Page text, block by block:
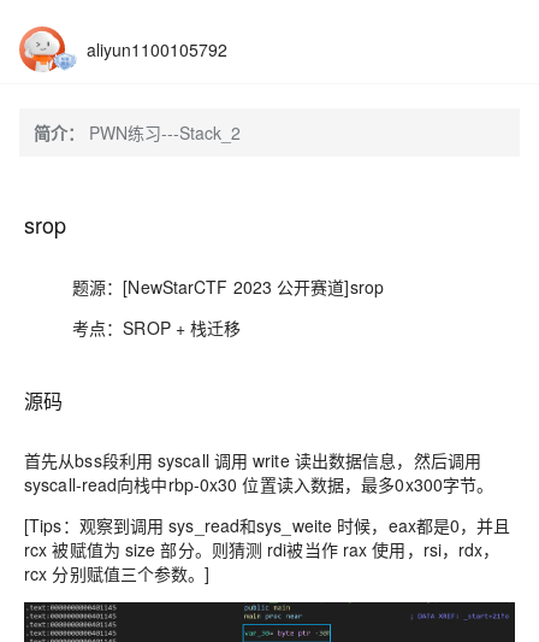
aliyun1100105792
简介： PWN练习---Stack_2
srop
题源：[NewStarCTF 2023 公开赛道]srop
考点：SROP + 栈迁移
源码
首先从bss段利用 syscall 调用 write 读出数据信息，然后调用
syscall-read向栈中rbp-0x30 位置读入数据，最多0x300字节。
[Tips：观察到调用 sys_read和sys_weite 时候，eax都是0，并且
rcx 被赋值为 size 部分。则猜测 rdi被当作 rax 使用，rsi，rdx，
rcx 分别赋值三个参数。]